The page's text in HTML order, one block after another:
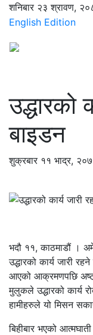
शनिबार २३ श्रावण,
English Edition
बाइडन
शुक्रबार ११ भाद्र,
भदौ ११, काठमाडौं ।
उद्धारको कार्य जारी
आएको आक्रमणपछि
मुलुकले उद्धारको कार्य
हामीहरुले यो मिसन
बिहीबार भएको